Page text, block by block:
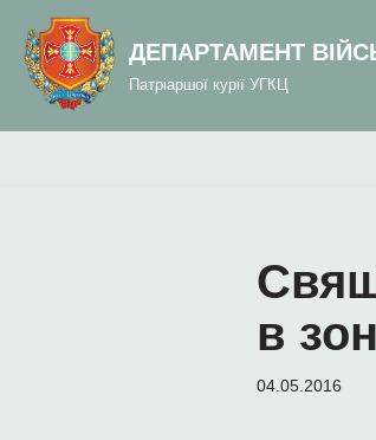
вмісту
Перейти
вмісту
ДЕПАРТАМЕНТ
Патріаршої курії УГКЦ
в
04.05.2016